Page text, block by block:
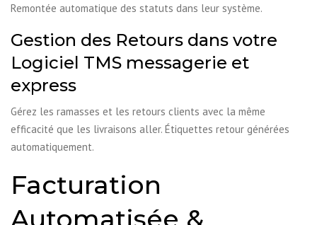
Remontée automatique des statuts dans leur système.
Gestion des Retours dans votre
Logiciel TMS messagerie et
express
Gérez les ramasses et les retours clients avec la même
efficacité que les livraisons aller. Étiquettes retour générées
automatiquement.
Facturation